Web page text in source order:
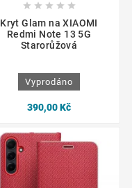
    
Kryt Glam na XIAOMI
Redmi Note 13 5G
Starorůžová
Vyprodáno
390,00 Kč